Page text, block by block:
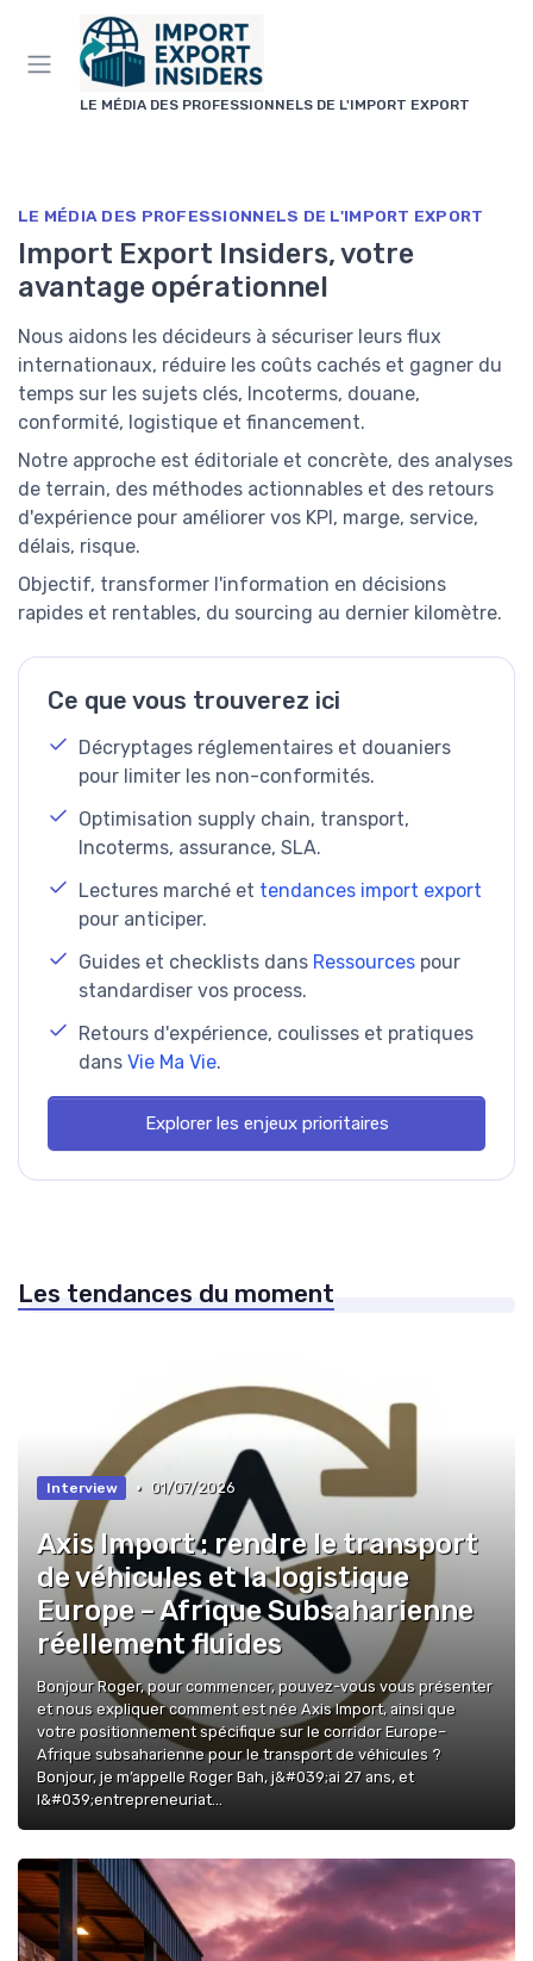
LE MÉDIA DES PROFESSIONNELS DE L'IMPORT EXPORT
LE MÉDIA DES PROFESSIONNELS DE L'IMPORT EXPORT
Import Export Insiders, votre
avantage opérationnel
Nous aidons les décideurs à sécuriser leurs flux
internationaux, réduire les coûts cachés et gagner du
temps sur les sujets clés, Incoterms, douane,
conformité, logistique et financement.
Notre approche est éditoriale et concrète, des analyses
de terrain, des méthodes actionnables et des retours
d'expérience pour améliorer vos KPI, marge, service,
délais, risque.
Objectif, transformer l'information en décisions
rapides et rentables, du sourcing au dernier kilomètre.
Ce que vous trouverez ici
Décryptages réglementaires et douaniers
pour limiter les non-conformités.
Optimisation supply chain, transport,
Incoterms, assurance, SLA.
Lectures marché et tendances import export
pour anticiper.
Guides et checklists dans Ressources pour
standardiser vos process.
Retours d'expérience, coulisses et pratiques
dans Vie Ma Vie.
Explorer les enjeux prioritaires
Les tendances du moment
Interview • 01/07/2026
Axis Import : rendre le transport
de véhicules et la logistique
Europe – Afrique Subsaharienne
réellement fluides
Bonjour Roger, pour commencer, pouvez-vous vous présenter
et nous expliquer comment est née Axis Import, ainsi que
votre positionnement spécifique sur le corridor Europe–
Afrique subsaharienne pour le transport de véhicules ?
Bonjour, je m’appelle Roger Bah, j&#039;ai 27 ans, et
l&#039;entrepreneuriat...
Panneau de gestion des cookies